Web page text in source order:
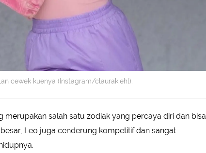
cewek kuenya (Instagram/claurakiehl).
merupakan salah satu zodiak yang percaya diri dan bisa
Leo juga cenderung kompetitif dan sangat